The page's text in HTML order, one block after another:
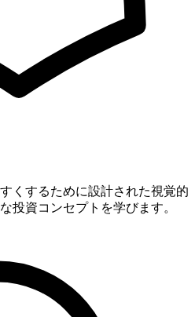
くするために設計された視覚的
投資コンセプトを学びます。